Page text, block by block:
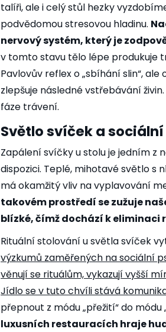
talíři, ale i celý stůl hezky
podvědomou stresovou hladinu.
nervový systém, který je
v tomto stavu tělo lépe produkuje
Pavlovův reflex o „sbíhání slin“,
zlepšuje následné vstřebávání
fáze trávení.
Světlo svíček a
Zapálení svíčky u stolu je jedním z
dispozici. Teplé, mihotavé světlo s
má okamžitý vliv na vyplavování
takovém prostředí se zužuje
blízké, čímž dochází k eliminaci
Rituální stolování u světla svíček
výzkumů zaměřených nasociální
věnují se rituálům, vykazují vyšší
Jídlo se v tuto chvíli stává
přepnout z módu „přežití“ do módu
luxusních restauracích hraje